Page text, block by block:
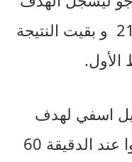
الثاني بالكعب عند الدقيقة 21 و بقيت النتيجة
الأول.
اسفي لهدف